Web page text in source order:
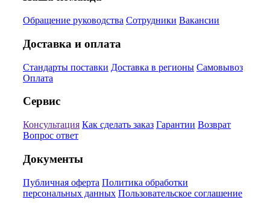
Обращение руководства Сотрудники Вакансии
Доставка и оплата
Стандарты поставки Доставка в регионы Самовывоз
Оплата
Сервис
Консультация Как сделать заказ Гарантии Возврат
Вопрос ответ
Документы
Публичная оферта Политика обработки
персональных данных Пользовательское соглашение